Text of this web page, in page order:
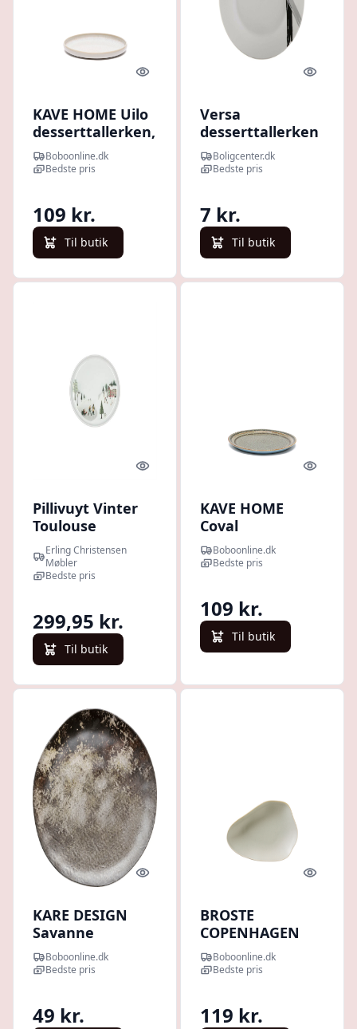
Quick look
KAVE HOME Uilo
desserttallerken,
rund - hvid
keramik (Ø21,5)
Boboonline.dk
Bedste pris
109 kr.
Til butik
Quick
Versa
desserttallerken
i porcelæn -
minimalistisk
Boligcenter.dk
Bedste pris
7 kr.
Til butik
Quick look
Pillivuyt Vinter
Toulouse
Tallerken flad
lige kant Dia 15,5
cm : Erling
Møbler
Erling Christensen
Møbler
Bedste pris
299,95 kr.
Til butik
Quick
KAVE HOME
Coval
desserttallerken,
rund - grå brun
Boboonline.dk
Bedste pris
109 kr.
Til butik
Quick look
KARE DESIGN
Savanne
desserttallerken,
organisk -
Boboonline.dk
Bedste pris
49 kr.
Quick
BROSTE
COPENHAGEN
Limfjord
desserttallerken,
(14,8x24)
Boboonline.dk
Bedste pris
119 kr.